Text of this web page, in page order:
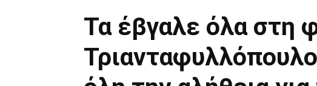
Τα έβγαλε όλα στη